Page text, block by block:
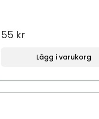
55 kr
Lägg i varukorg